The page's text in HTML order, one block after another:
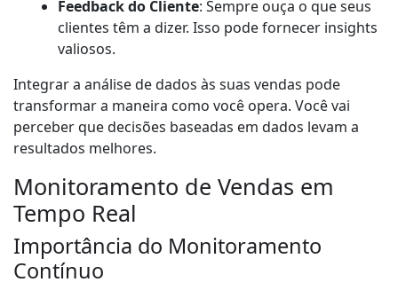
Feedback do Cliente: Sempre ouça o que seus
clientes têm a dizer. Isso pode fornecer insights
valiosos.
Integrar a análise de dados às suas vendas pode
transformar a maneira como você opera. Você vai
perceber que decisões baseadas em dados levam a
resultados melhores.
Monitoramento de Vendas em
Tempo Real
Importância do Monitoramento
Contínuo